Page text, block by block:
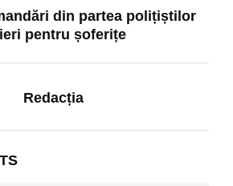
din partea polițiștilor
pentru șoferițe
Redacția